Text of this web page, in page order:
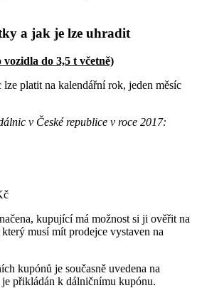
a jak je lze uhradit
do 3,5 t včetně)
platit na kalendářní rok, jeden měsíc
v České republice v roce 2017:
kupující má možnost si ji ověřit na
musí mít prodejce vystaven na
kupónů je současně uvedena na
přikládán k dálničnímu kupónu.